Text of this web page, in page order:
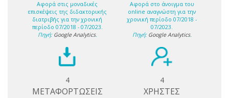
Αφορά στις μοναδικές
επισκέψεις της διδακτορικής
διατριβής για την χρονική
περίοδο 07/2018 - 07/2023.
Πηγή: Google Analytics.
Αφορά στο άνοιγμα του
online αναγνώστη για την
χρονική περίοδο 07/2018 -
07/2023.
Πηγή: Google Analytics.
4
ΜΕΤΑΦΟΡΤΩΣΕΙΣ
4
ΧΡΗΣΤΕΣ